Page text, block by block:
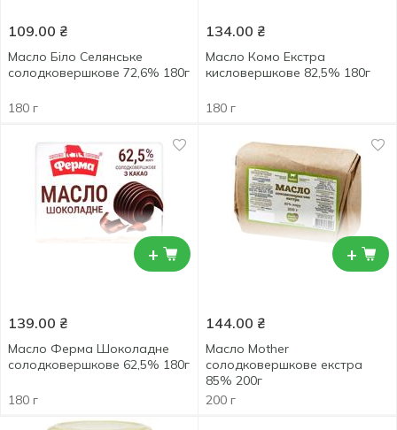
109.00 ₴
Масло Біло Селянське
солодковершкове 72,6% 180г
180 г
134.00 ₴
Масло Комо Екстра
кисловершкове 82,5% 180г
180 г
+
139.00 ₴
Масло Ферма Шоколадне
солодковершкове 62,5% 180г
180 г
+
144.00 ₴
Масло Mother
солодковершкове екстра
85% 200г
200 г